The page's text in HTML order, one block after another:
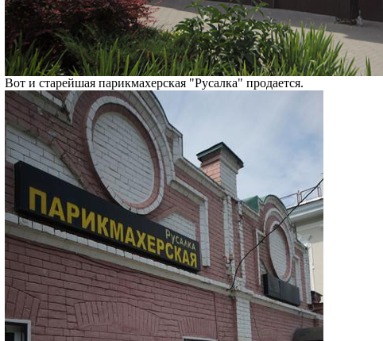
Вот и старейшая парикмахерская "Русалка" продается.